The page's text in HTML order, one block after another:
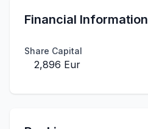
Financial Information
Share Capital
2,896 Eur